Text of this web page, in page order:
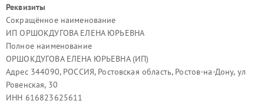
Реквизиты
Сокращённое наименование
ИП ОРШОКДУГОВА ЕЛЕНА ЮРЬЕВНА
Полное наименование
ОРШОКДУГОВА ЕЛЕНА ЮРЬЕВНА (ИП)
Адрес 344090, РОССИЯ, Ростовская область, Ростов-на-Дону, ул
Ровенская, 30
ИНН 616823625611